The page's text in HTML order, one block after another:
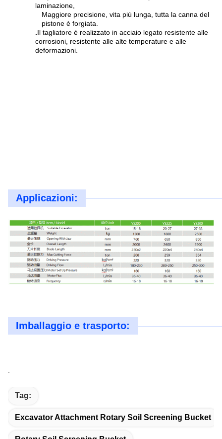
laminazione,
Maggiore precisione, vita più lunga, tutta la canna del
pistone è forgiata.
.Il tagliatore è realizzato in acciaio legato resistente alle
corrosioni, resistente alle alte temperature e alle
deformazioni.
Applicazioni:
Imballaggio e trasporto:
Tag:
Excavator Attachment Rotary Soil Screening Bucket